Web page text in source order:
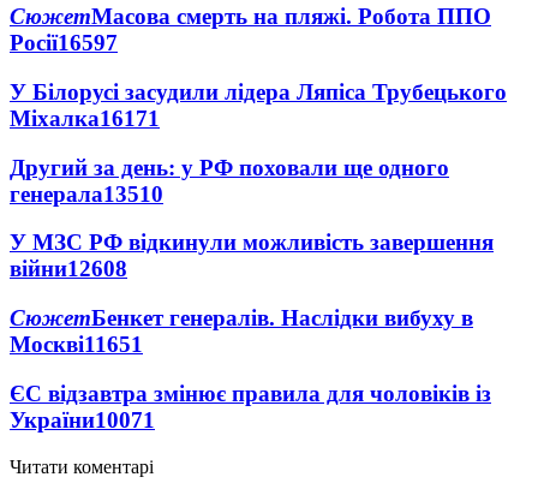
СюжетМасова смерть на пляжі. Робота ППО
Росії16597
У Білорусі засудили лідера Ляпіса Трубецького
Міхалка16171
Другий за день: у РФ поховали ще одного
генерала13510
У МЗС РФ відкинули можливість завершення
війни12608
СюжетБенкет генералів. Наслідки вибуху в
Москві11651
ЄС відзавтра змінює правила для чоловіків із
України10071
Читати коментарі